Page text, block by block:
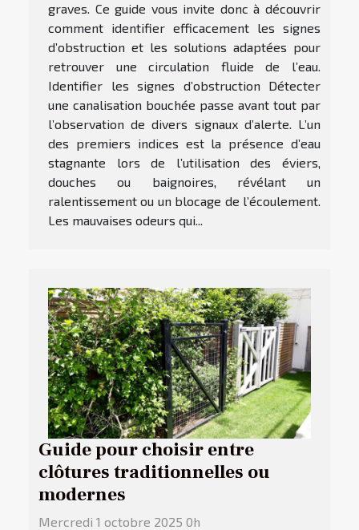
graves. Ce guide vous invite donc à découvrir
comment identifier efficacement les signes
d’obstruction et les solutions adaptées pour
retrouver une circulation fluide de l’eau.
Identifier les signes d’obstruction Détecter
une canalisation bouchée passe avant tout par
l’observation de divers signaux d’alerte. L’un
des premiers indices est la présence d’eau
stagnante lors de l’utilisation des éviers,
douches ou baignoires, révélant un
ralentissement ou un blocage de l’écoulement.
Les mauvaises odeurs qui...
Guide pour choisir entre
clôtures traditionnelles ou
modernes
Mercredi 1 octobre 2025 0h